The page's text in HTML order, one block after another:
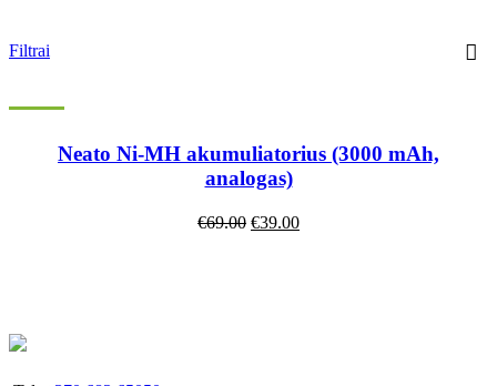
Filtrai
Neato Ni-MH akumuliatorius (3000 mAh,
analogas)
€69.00 €39.00